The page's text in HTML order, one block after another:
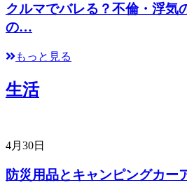
クルマでバレる？不倫・浮気
の…
もっと見る
生活
4月30日
防災用品とキャンピングカー